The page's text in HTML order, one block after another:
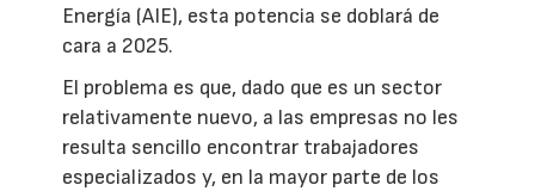
Energía (AIE), esta potencia se doblará de
cara a 2025.
El problema es que, dado que es un sector
relativamente nuevo, a las empresas no les
resulta sencillo encontrar trabajadores
especializados y, en la mayor parte de los